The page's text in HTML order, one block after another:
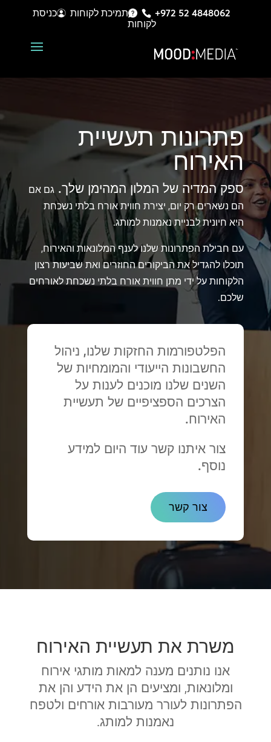
+972 52 4848062 תמיכת לקוחות
כניסת
לקוחות
פתרונותתעשיית
האירוח
ספק המדיה של המלון המהימן שלך. גם אם
הם נשארים רק יום, יצירת חווית אורח בלתי נשכחת
היא חיונית לבניית נאמנות למותג.
עם חבילת הפתרונות שלנו לענף המלונאות והאירוח,
תוכלו להגדיל את הביקורים החוזרים ואת שביעות רצון
הלקוחות על ידי מתן חווית אורח בלתי נשכחת לאורחים
שלכם.
הפלטפורמות החזקות שלנו, ניהול
החשבונות הייעודי והמומחיות של
השנים שלנו מוכנים לענות על
הצרכים הספציפיים של תעשיית
האירוח.
צור איתנו קשר עוד היום למידע
נוסף.
צור קשר
משרת את תעשיית האירוח
אנו נותנים מענה למאות מותגי אירוח
ומלונאות, ומציעים הן את הידע והן את
הפתרונות לעורר מעורבות אורחים ולטפח
נאמנות למותג.